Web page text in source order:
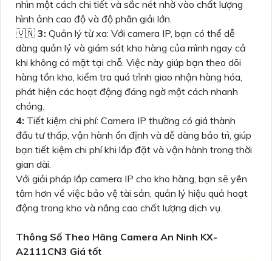
nhìn một cách chi tiết và sắc nét nhờ vào chất lượng
hình ảnh cao độ và độ phân giải lớn.
🇻🇳 3: Quản lý từ xa: Với camera IP, bạn có thể dễ
dàng quản lý và giám sát kho hàng của mình ngay cả
khi không có mặt tại chỗ. Việc này giúp bạn theo dõi
hàng tồn kho, kiểm tra quá trình giao nhận hàng hóa,
phát hiện các hoạt động đáng ngờ một cách nhanh
chóng.
4: Tiết kiệm chi phí: Camera IP thường có giá thành
đầu tư thấp, vận hành ổn định và dễ dàng bảo trì, giúp
bạn tiết kiệm chi phí khi lắp đặt và vận hành trong thời
gian dài.
Với giải pháp lắp camera IP cho kho hàng, bạn sẽ yên
tâm hơn về việc bảo vệ tài sản, quản lý hiệu quả hoạt
động trong kho và nâng cao chất lượng dịch vụ.
Thông Số Theo Hãng Camera An Ninh KX-
A2111CN3 Giá tốt